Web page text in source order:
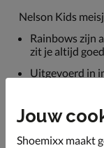
Nelson Kids
Rainbows zijn
zit je altijd
Uitgevoerd in
Gevoerd met
op de blote huid.
Jouw
Shoemixx maakt